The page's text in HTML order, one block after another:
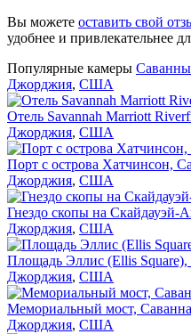
Вы можете оставить свой
удобнее и привлекательнее
Популярные камеры Саванны
Джорджия, США
Отель Savannah Marriott
Джорджия, США
Порт с острова Хатчинсон,
Джорджия, США
Гнездо скопы на
Джорджия, США
Площадь Эллис (Ellis
Джорджия, США
Мемориальный мост,
Джорджия, США